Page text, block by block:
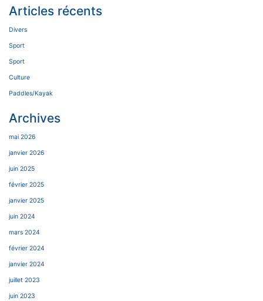
Articles récents
Divers
Sport
Sport
Culture
Paddles/Kayak
Archives
mai 2026
janvier 2026
juin 2025
février 2025
janvier 2025
juin 2024
mars 2024
février 2024
janvier 2024
juillet 2023
juin 2023